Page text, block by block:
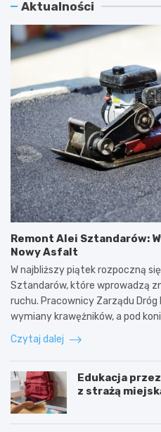
Aktualności
Remont Alei Sztandarów:
Nowy Asfalt
W najbliższy piątek rozpoczną
Sztandarów, które wprowadzą
ruchu. Pracownicy Zarządu
wymiany krawężników, a pod
Czytaj dalej
Edukacja
z strażą